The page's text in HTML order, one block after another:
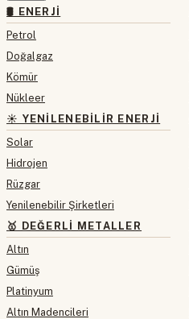
🛢 ENERJI
Petrol
Doğalgaz
Kömür
Nükleer
☀️ YENILENEBILIR ENERJI
Solar
Hidrojen
Rüzgar
Yenilenebilir Şirketleri
🥇 DEĞERLI METALLER
Altın
Gümüş
Platinyum
Altın Madencileri